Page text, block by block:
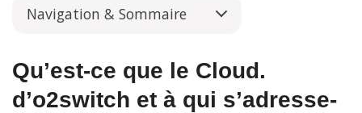
Navigation & Sommaire
Qu’est-ce que le Cloud.
d’o2switch et à qui s’adresse-